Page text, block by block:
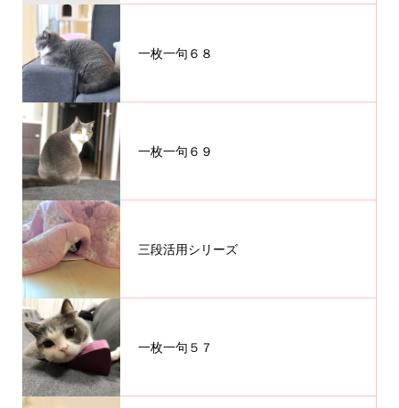
一枚一句６８
一枚一句６９
三段活用シリーズ
一枚一句５７